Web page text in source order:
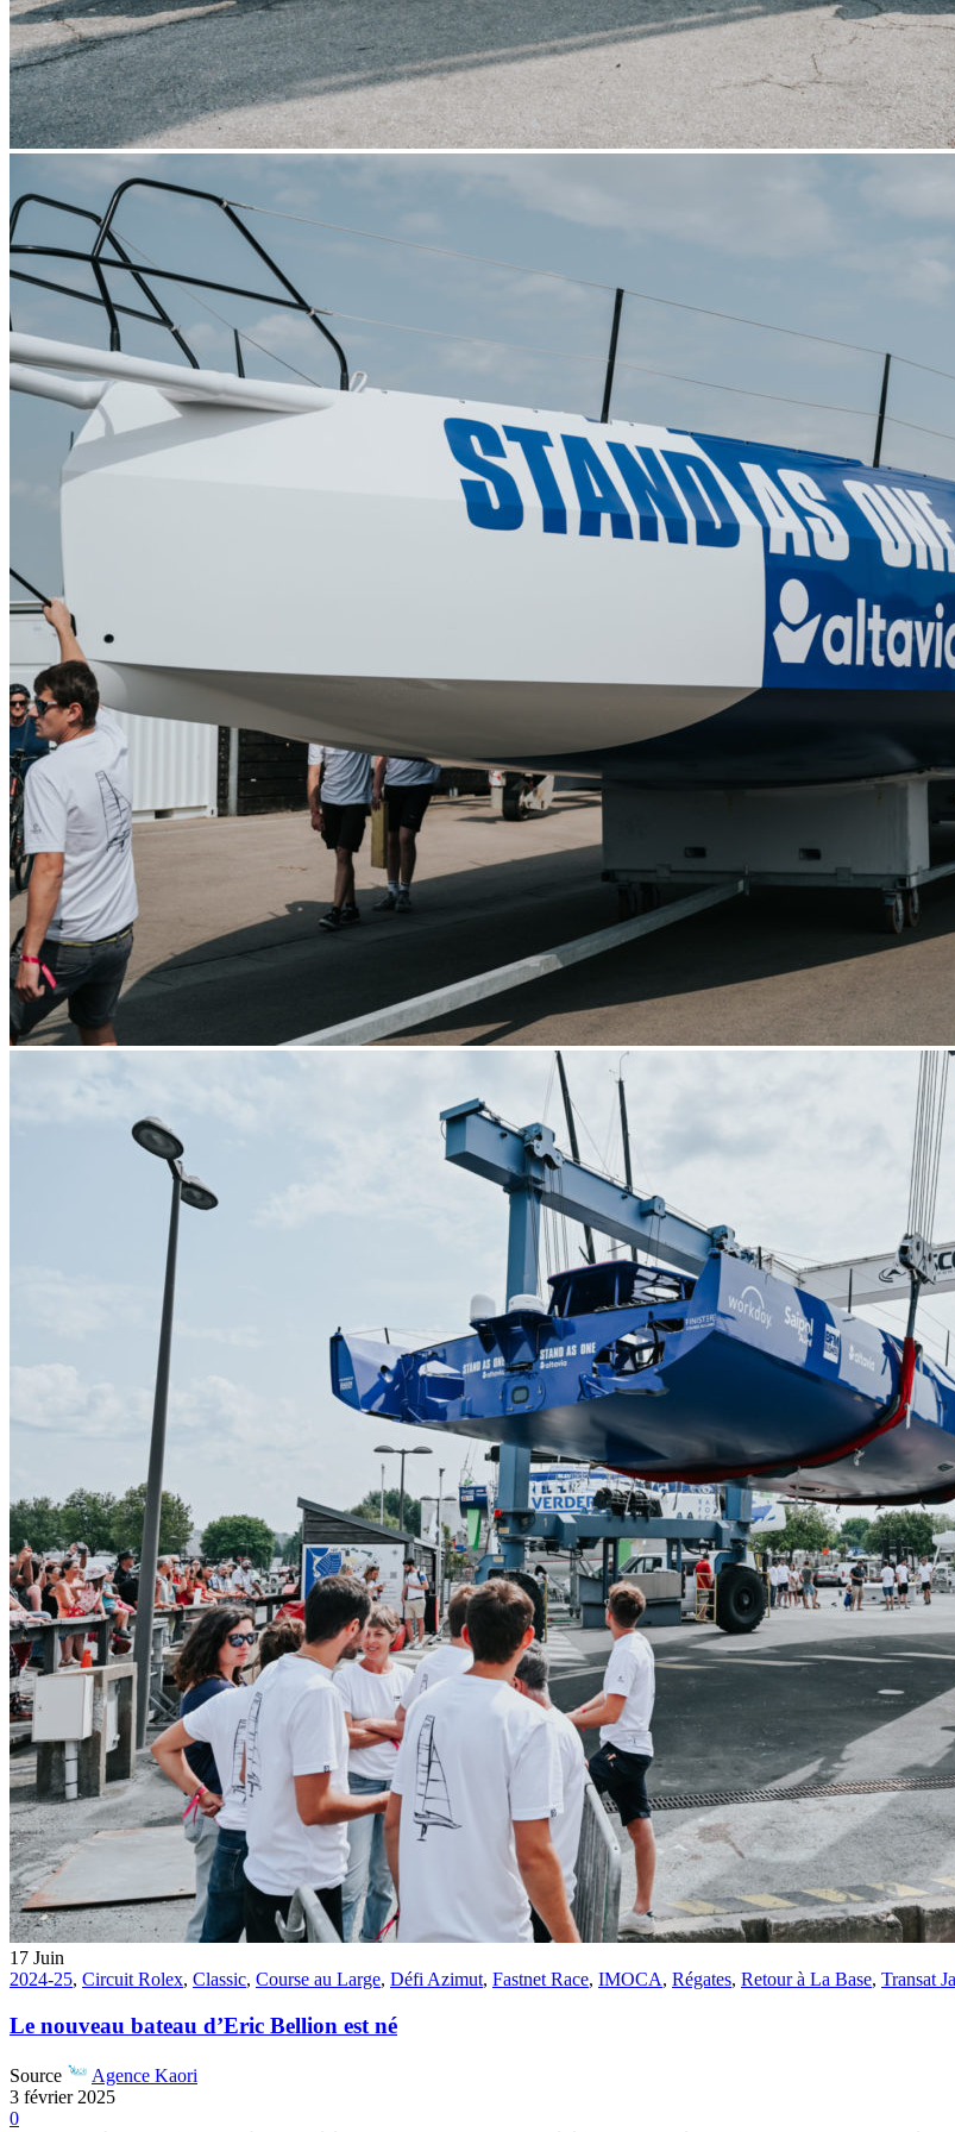
13Mar
Records,Vitesse absolue
SP80 franchit la barre
SP80
13 mars 2025
28Fév
ARKEA ULTIM CHALLENGE,
Un an déjà !
Gitana Team
17 Juin
2024-25, Circuit Rolex, Classic, Course au Large, Défi Azimut, Fastnet Race, IMOCA, Régates, Retour à La Base, Transat
Le nouveau bateau d’Eric Bellion est né
Source
Agence Kaori
3 février 2025
0